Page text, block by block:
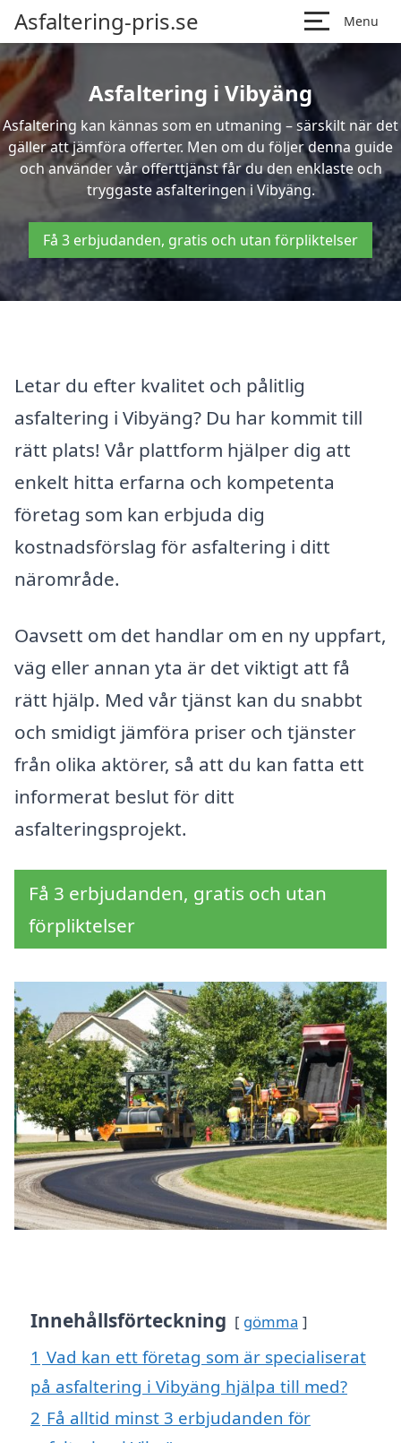
Asfaltering-pris.se Menu
Asfaltering i Vibyäng
Asfaltering kan kännas som en utmaning – särskilt när det
gäller att jämföra offerter. Men om du följer denna guide
och använder vår offerttjänst får du den enklaste och
tryggaste asfalteringen i Vibyäng.
Få 3 erbjudanden, gratis och utan förpliktelser
Letar du efter kvalitet och pålitlig
asfaltering i Vibyäng? Du har kommit till
rätt plats! Vår plattform hjälper dig att
enkelt hitta erfarna och kompetenta
företag som kan erbjuda dig
kostnadsförslag för asfaltering i ditt
närområde.
Oavsett om det handlar om en ny uppfart,
väg eller annan yta är det viktigt att få
rätt hjälp. Med vår tjänst kan du snabbt
och smidigt jämföra priser och tjänster
från olika aktörer, så att du kan fatta ett
informerat beslut för ditt
asfalteringsprojekt.
Få 3 erbjudanden, gratis och utan
förpliktelser
Innehållsförteckning gömma
1 Vad kan ett företag som är specialiserat
på asfaltering i Vibyäng hjälpa till med?
2 Få alltid minst 3 erbjudanden för